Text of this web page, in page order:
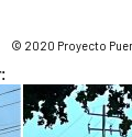
© 2020 Proyecto